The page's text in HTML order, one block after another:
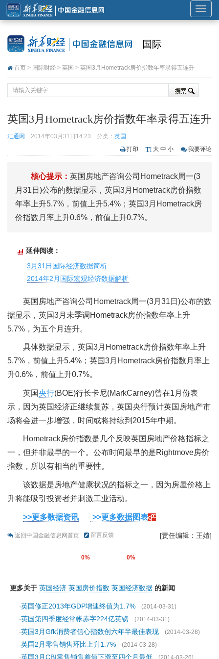
展
开
国际
首页 > 国际财经 > 英国 > 英国3月Hometrack房价指数年率录得五连升
英国3月Hometrack房价指数年率录得五连升
汇通网 2014年03月31日14:23 分类： 英国
打印
大 中 小 我要评论
核心提示： 英国房地产咨询公司Hometrack周一(3
月31日)公布的数据显示，英国3月Hometrack房价指数
年率上升5.7%，前值上升5.4%；英国3月Hometrack房
价指数月率上升0.6%，前值上升0.7%。
延伸阅读：
3月31日国际经济数据简析
2014年2月国际宏观经济数据解析
英国房地产咨询公司Hometrack周一(3月31日)公布的数
据显示，英国3月未季调Hometrack房价指数年率上升
5.7%，为五个月连升。
具体数据显示，英国3月Hometrack房价指数年率上升
5.7%，前值上升5.4%；英国3月Hometrack房价指数月率上
升0.6%，前值上升0.7%。
英国央行(BOE)行长卡尼(MarkCarney)曾在1月份表
示，因为英国经济正继续复苏，英国央行预计英国房地产市
场将会进一步增强，时间或将持续到2015年中期。
Hometrack房价指数是几个反映英国房地产价格指标之
一，但并非最早的一个。公布时间最早的是Rightmove房价
指数，所以有相当的重要性。
该数据是房地产健康状况的指标之一，因为房屋价格上
升将能吸引投资者并刺激工业活动。
>>更多数据资讯 >>更多数据图表
返回中国金融信息网首页 留言反馈 [责任编辑：王婧]
0% 0%
更多关于 英国经济 英国房价指数 英国经济数据 的新闻
·英国修正2013年GDP增速终值为1.7%
(2014-03-31)
·英国第四季度经常帐赤字224亿英镑
(2014-03-31)
·英国3月Gfk消费者信心指数创六年半最佳表现
(2014-03-28)
·英国2月零售销售环比上升1.7%
(2014-03-28)
·英国3月CBI零售销售差值下滑至四个月最低 (2014-03-26)